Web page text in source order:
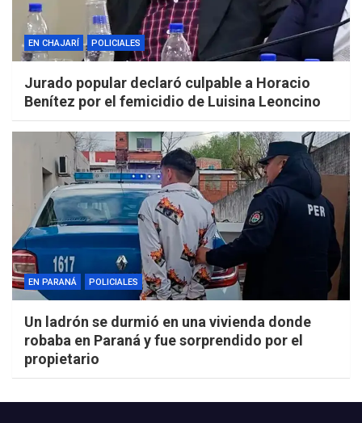
EN CHAJARÍ POLICIALES
Jurado popular declaró culpable a Horacio
Benítez por el femicidio de Luisina Leoncino
EN PARANÁ POLICIALES
Un ladrón se durmió en una vivienda donde
robaba en Paraná y fue sorprendido por el
propietario